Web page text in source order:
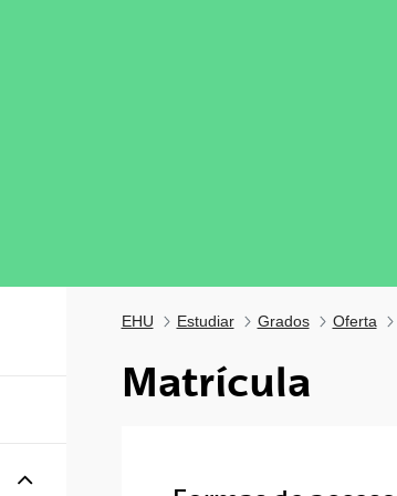
Mostrar/ocultar subpáginas
EHU Estudiar Grados Oferta
Matrícula